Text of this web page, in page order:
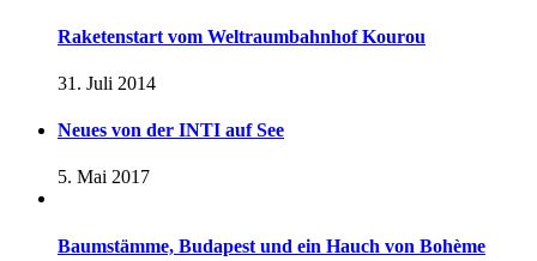
Raketenstart vom Weltraumbahnhof Kourou
31. Juli 2014
Neues von der INTI auf See
5. Mai 2017
Baumstämme, Budapest und ein Hauch von Bohème